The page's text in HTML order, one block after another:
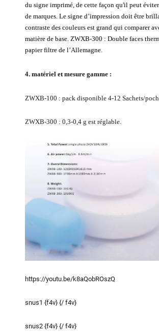
du signe imprimé, de cette façon qu'il peut
de marques. Le signe d’impression doit être
contraste des couleurs est grand qui comparer
matière de base. ZWXB-300 : Double faces
papier filtre de l’Allemagne.
4. matériel et mesure gamme :
ZWXB-100 : pack disponible 4-12 Sachets/
ZWXB-300 : 0,3-0,4 g est réglable.
https://youtu.be/k8aQobROszQ
snus1 {f4v} {/ f4v}
snus2 {f4v} {/ f4v}